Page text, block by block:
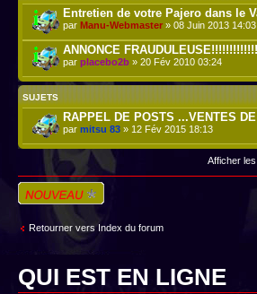
Entretien de votre Pajero dans le
par Manu-Webmaster » 08 Juin 2013 14:03
ANNONCE
par placebo2b » 20 Fév 2010 03:24
SUJETS
RAPPEL DE POSTS ...VENTES
par mitsu 83 » 12 Fév 2015 18:13
Afficher
Écrire un nouveau
sujet
Retourner vers Index du forum
QUI EST EN LIGNE